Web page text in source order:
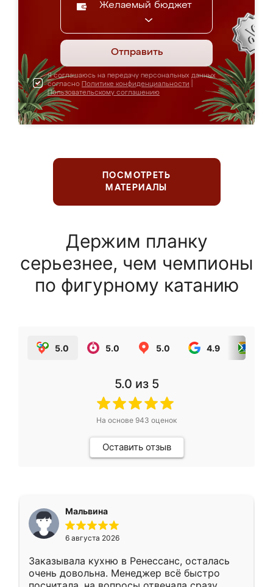
Желаемый бюджет
Отправить
Я соглашаюсь на передачу персональных данных
согласно Политике конфиденциальности
Пользовательскому соглашению
ПОСМОТРЕТЬ
МАТЕРИАЛЫ
Держим планку
серьезнее, чем чемпионы
по фигурному катанию
5.0 5.0 5.0 4.9
5.0 из 5
На основе 943 оценок
Оставить отзыв
Мальвина
6 августа 2026
Заказывала кухню в Ренессанс, осталась
очень довольна. Менеджер всё быстро